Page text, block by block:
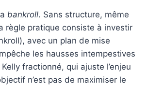
bankroll. Sans structure, même
règle pratique consiste à investir
avec un plan de mise
les hausses intempestives
fractionné, qui ajuste l’enjeu
n’est pas de maximiser le